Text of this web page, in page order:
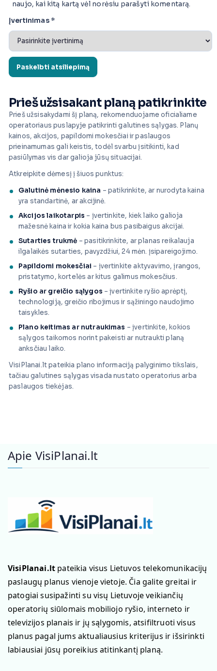
naujo, kai kitą kartą vėl norėsiu parašyti komentarą.
Įvertinimas *
Prieš užsisakant planą patikrinkite
Prieš užsisakydami šį planą, rekomenduojame oficialiame
operatoriaus puslapyje patikrinti galutines sąlygas. Planų
kainos, akcijos, papildomi mokesčiai ir paslaugos
prieinamumas gali keistis, todėl svarbu įsitikinti, kad
pasiūlymas vis dar galioja jūsų situacijai.
Atkreipkite dėmesį į šiuos punktus:
Galutinė mėnesio kaina – patikrinkite, ar nurodyta kaina
yra standartinė, ar akcijinė.
Akcijos laikotarpis – įvertinkite, kiek laiko galioja
mažesnė kaina ir kokia kaina bus pasibaigus akcijai.
Sutarties trukmė – pasitikrinkite, ar planas reikalauja
ilgalaikės sutarties, pavyzdžiui, 24 mėn. įsipareigojimo.
Papildomi mokesčiai – įvertinkite aktyvavimo, įrangos,
pristatymo, kortelės ar kitus galimus mokesčius.
Ryšio ar greičio sąlygos – įvertinkite ryšio aprėptį,
technologiją, greičio ribojimus ir sąžiningo naudojimo
taisykles.
Plano keitimas ar nutraukimas – įvertinkite, kokios
sąlygos taikomos norint pakeisti ar nutraukti planą
anksčiau laiko.
VisiPlanai.lt pateikia plano informaciją palyginimo tikslais,
tačiau galutines sąlygas visada nustato operatorius arba
paslaugos tiekėjas.
Apie VisiPlanai.lt
VisiPlanai.lt pateikia visus Lietuvos telekomunikacijų
paslaugų planus vienoje vietoje. Čia galite greitai ir
patogiai susipažinti su visų Lietuvoje veikiančių
operatorių siūlomais mobiliojo ryšio, interneto ir
televizijos planais ir jų sąlygomis, atsifiltruoti visus
planus pagal jums aktualiausius kriterijus ir išsirinkti
labiausiai jūsų poreikius atitinkantį planą.